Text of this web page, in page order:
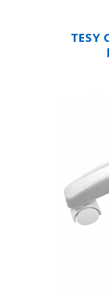
TESY